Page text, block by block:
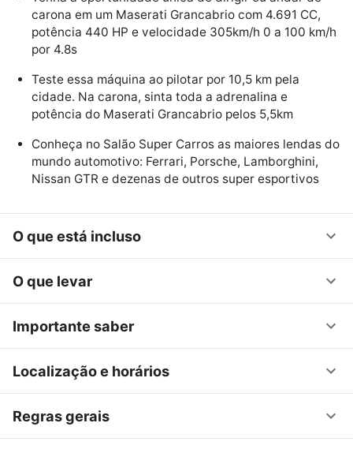
carona em um Maserati Grancabrio com 4.691 CC,
potência 440 HP e velocidade 305km/h 0 a 100 km/h
por 4.8s
Teste essa máquina ao pilotar por 10,5 km pela
cidade. Na carona, sinta toda a adrenalina e
potência do Maserati Grancabrio pelos 5,5km
Conheça no Salão Super Carros as maiores lendas do
mundo automotivo: Ferrari, Porsche, Lamborghini,
Nissan GTR e dezenas de outros super esportivos
O que está incluso
O que levar
Importante saber
Localização e horários
Regras gerais